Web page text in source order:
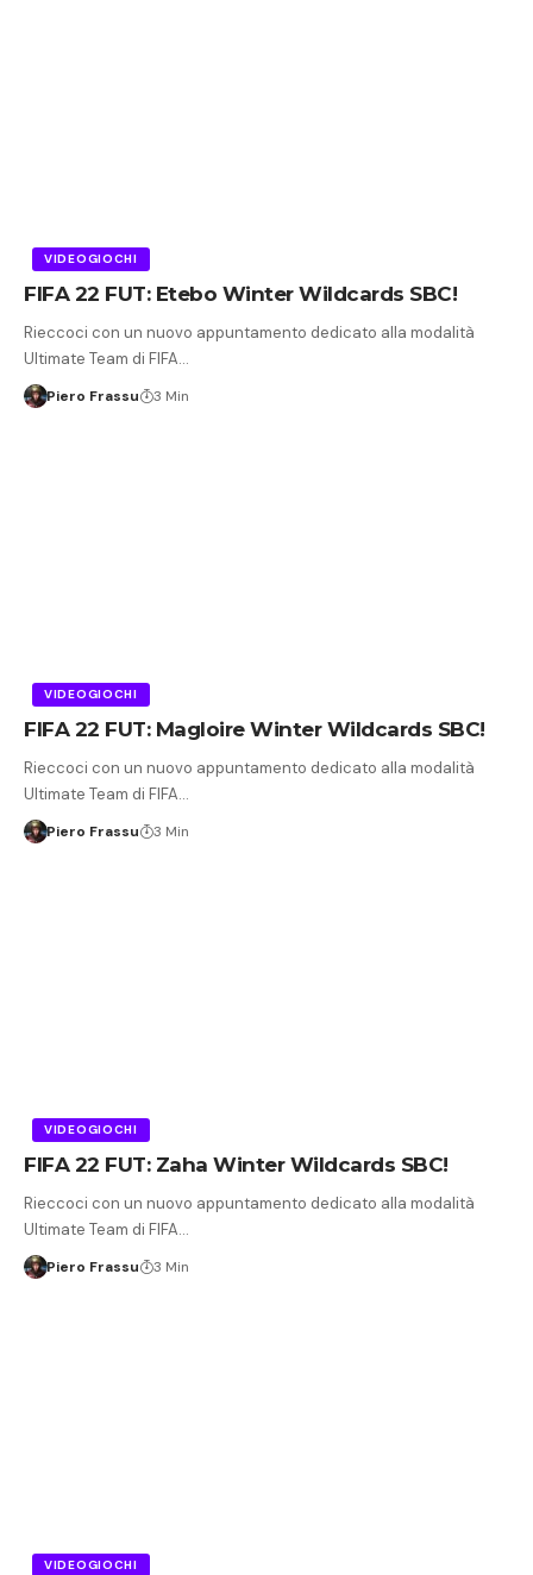
VIDEOGIOCHI
FIFA 22 FUT: Etebo Winter Wildcards SBC!
Rieccoci con un nuovo appuntamento dedicato alla modalità
Ultimate Team di FIFA…
Piero Frassu 3 Min
VIDEOGIOCHI
FIFA 22 FUT: Magloire Winter Wildcards SBC!
Rieccoci con un nuovo appuntamento dedicato alla modalità
Ultimate Team di FIFA…
Piero Frassu 3 Min
VIDEOGIOCHI
FIFA 22 FUT: Zaha Winter Wildcards SBC!
Rieccoci con un nuovo appuntamento dedicato alla modalità
Ultimate Team di FIFA…
Piero Frassu 3 Min
VIDEOGIOCHI